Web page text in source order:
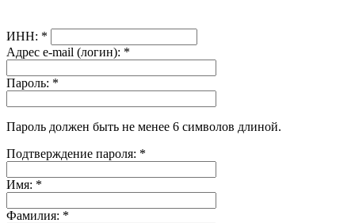
ИНН: *
Адрес e-mail (логин): *
Пароль: *
Пароль должен быть не менее 6 символов длиной.
Подтверждение пароля: *
Имя: *
Фамилия: *